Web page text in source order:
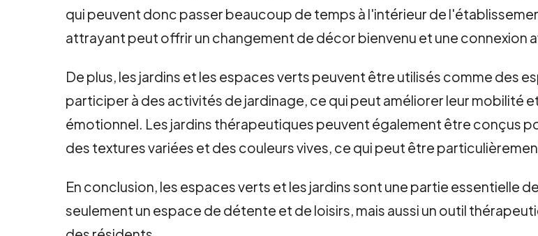
qui peuvent donc passer beaucoup de temps à l'intérieur de
attrayant peut offrir un changement de décor bienvenu et une connexion
De plus, les jardins et les espaces verts peuvent être utilisés comme des
participer à des activités de jardinage, ce qui peut améliorer leur mobilité
émotionnel. Les jardins thérapeutiques peuvent également être conçus
des textures variées et des couleurs vives, ce qui peut être
En conclusion, les espaces verts et les jardins sont une partie essentielle
seulement un espace de détente et de loisirs, mais aussi un outil